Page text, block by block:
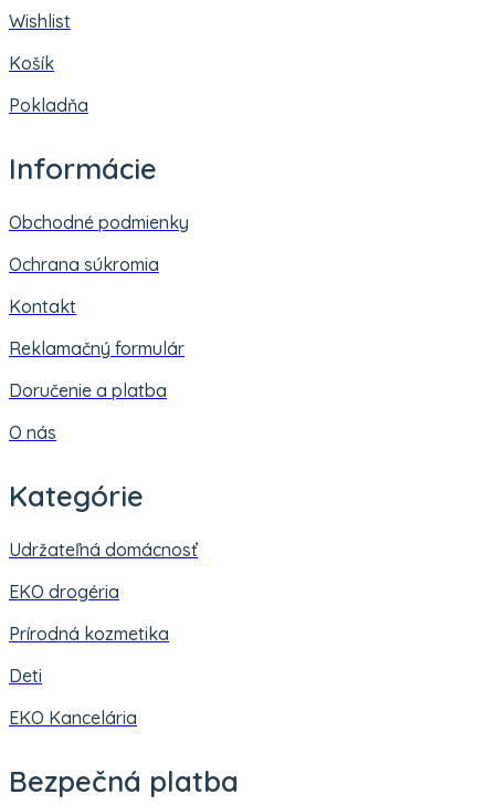
Wishlist
Košík
Pokladňa
Informácie
Obchodné podmienky
Ochrana súkromia
Kontakt
Reklamačný formulár
Doručenie a platba
O nás
Kategórie
Udržateľná domácnosť
EKO drogéria
Prírodná kozmetika
Deti
EKO Kancelária
Bezpečná platba